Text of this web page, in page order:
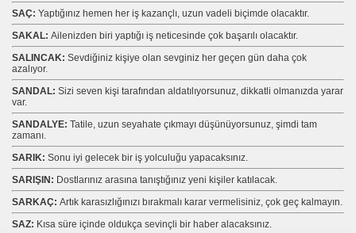
SAÇ: Yaptığınız hemen her iş kazançlı, uzun vadeli biçimde olacaktır.
SAKAL: Ailenizden biri yaptığı iş neticesinde çok başarılı olacaktır.
SALINCAK: Sevdiğiniz kişiye olan sevginiz her geçen gün daha çok
azalıyor.
SANDAL: Sizi seven kişi tarafından aldatılıyorsunuz, dikkatli olmanızda yarar
var.
SANDALYE: Tatile, uzun seyahate çıkmayı düşünüyorsunuz, şimdi tam
zamanı.
SARIK: Sonu iyi gelecek bir iş yolculuğu yapacaksınız.
SARIŞIN: Dostlarınız arasına tanıştığınız yeni kişiler katılacak.
SARKAÇ: Artık karasızlığınızı bırakmalı karar vermelisiniz, çok geç kalmayın.
SAZ: Kısa süre içinde oldukça sevinçli bir haber alacaksınız.